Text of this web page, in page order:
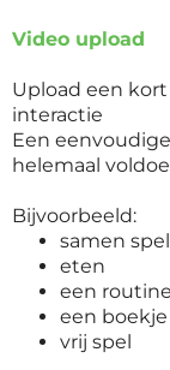
Video upload
Upload een
interactie
Een
helemaal
Bijvoorbeeld:
samen
eten
een routine
een
vrij spel